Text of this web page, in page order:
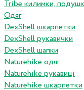
Tribe килимки,
Одяг
DexShell шкарпетки
DexShell рукавички
DexShell шапки
Naturehike одяг
Naturehike рукавиці
Naturehike шкарпетки